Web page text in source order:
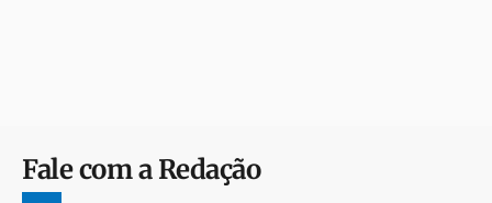
Fale com a Redação